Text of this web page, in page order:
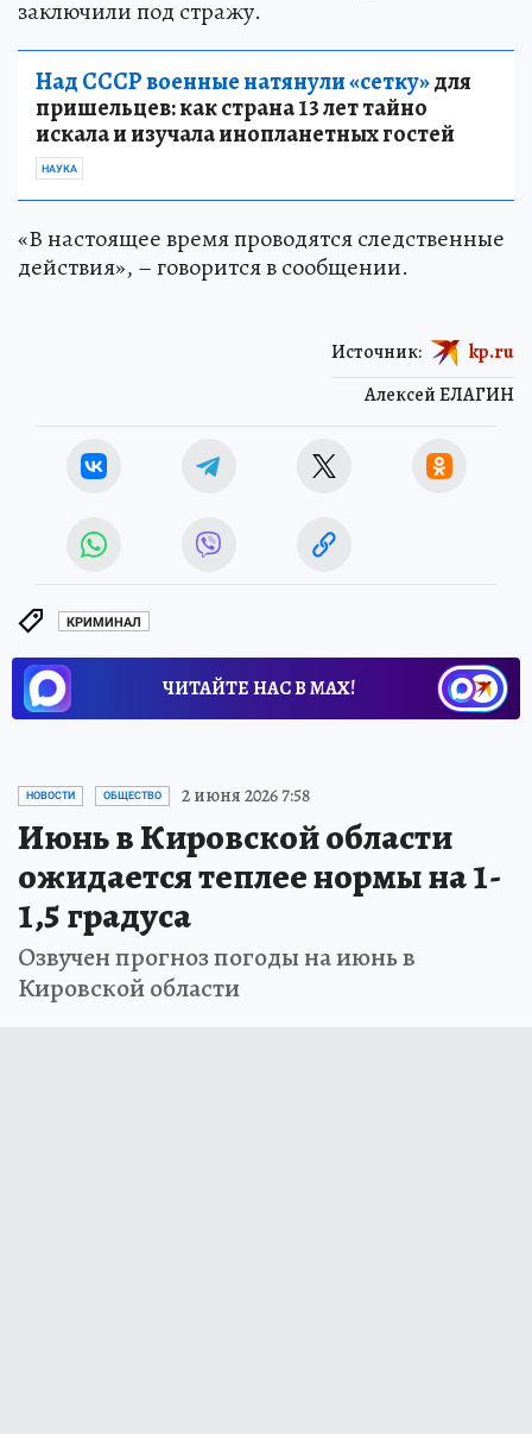
заключили под стражу.
Над СССР военные натянули «сетку»для
пришельцев: как страна 13 лет тайно
искала и изучала инопланетных гостей
НАУКА
«В настоящее время проводятся следственные
действия», – говорится в сообщении.
Алексей ЕЛАГИН
Источник: kp.ru
КРИМИНАЛ
ЧИТАЙТЕ НАС В МАХ!
НОВОСТИ ОБЩЕСТВО 2 июня 2026 7:58
Июнь в Кировской области
ожидается теплее нормы на 1-
1,5 градуса
Озвучен прогноз погоды на июнь в
Кировской области